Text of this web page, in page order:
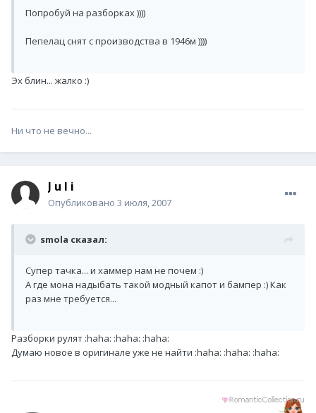
Попробуй на разборках ))))
Пепелац снят с производства в 1946м ))))
Эх блин... жалко :)
Ни что не вечно...
J u l i
Опубликовано 3 июля, 2007
smola сказал:
Супер тачка... и хаммер нам не почем :)
А где мона надыбать такой модный капот и бампер :) Как
раз мне требуется...
Разборки рулят :haha: :haha: :haha:
Думаю новое в оригинале уже не найти :haha: :haha: :haha: